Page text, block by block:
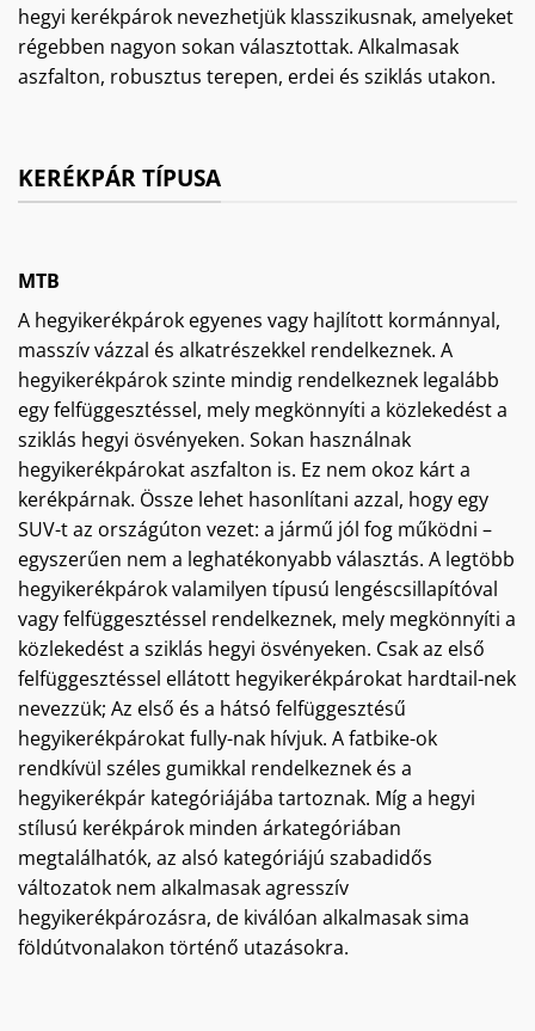
hegyi kerékpárok nevezhetjük klasszikusnak, amelyeket
régebben nagyon sokan választottak. Alkalmasak
aszfalton, robusztus terepen, erdei és sziklás utakon.
KERÉKPÁR TÍPUSA
MTB
A hegyikerékpárok egyenes vagy hajlított kormánnyal,
masszív vázzal és alkatrészekkel rendelkeznek. A
hegyikerékpárok szinte mindig rendelkeznek legalább
egy felfüggesztéssel, mely megkönnyíti a közlekedést a
sziklás hegyi ösvényeken. Sokan használnak
hegyikerékpárokat aszfalton is. Ez nem okoz kárt a
kerékpárnak. Össze lehet hasonlítani azzal, hogy egy
SUV-t az országúton vezet: a jármű jól fog működni –
egyszerűen nem a leghatékonyabb választás. A legtöbb
hegyikerékpárok valamilyen típusú lengéscsillapítóval
vagy felfüggesztéssel rendelkeznek, mely megkönnyíti a
közlekedést a sziklás hegyi ösvényeken. Csak az első
felfüggesztéssel ellátott hegyikerékpárokat hardtail-nek
nevezzük; Az első és a hátsó felfüggesztésű
hegyikerékpárokat fully-nak hívjuk. A fatbike-ok
rendkívül széles gumikkal rendelkeznek és a
hegyikerékpár kategóriájába tartoznak. Míg a hegyi
stílusú kerékpárok minden árkategóriában
megtalálhatók, az alsó kategóriájú szabadidős
változatok nem alkalmasak agresszív
hegyikerékpározásra, de kiválóan alkalmasak sima
földútvonalakon történő utazásokra.